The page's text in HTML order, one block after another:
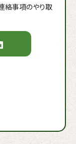
絡事項のやり取